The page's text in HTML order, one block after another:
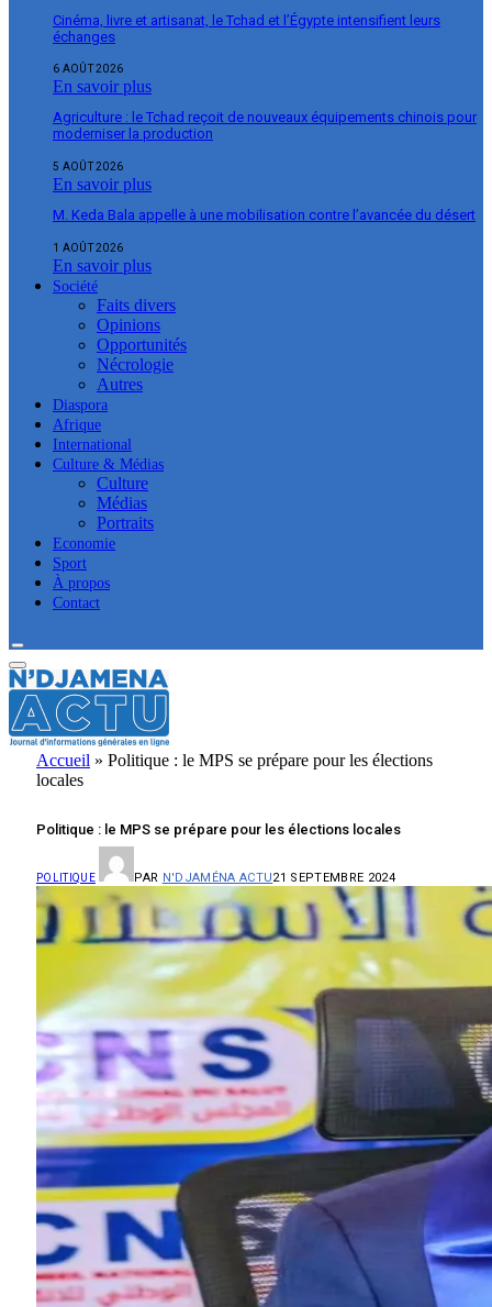
Cinéma, livre et artisanat, le Tchad et l’Égypte intensifient leurs
échanges
6 AOÛT 2026
En savoir plus
Agriculture : le Tchad reçoit de nouveaux équipements chinois pour
moderniser la production
5 AOÛT 2026
En savoir plus
M. Keda Bala appelle à une mobilisation contre l’avancée du désert
1 AOÛT 2026
En savoir plus
Société
Faits divers
Opinions
Opportunités
Nécrologie
Autres
Diaspora
Afrique
International
Culture & Médias
Culture
Médias
Portraits
Economie
Sport
À propos
Contact
Accueil » Politique : le MPS se prépare pour les élections
locales
Politique : le MPS se prépare pour les élections locales
POLITIQUE PAR N'DJAMÉNA ACTU21 SEPTEMBRE 2024